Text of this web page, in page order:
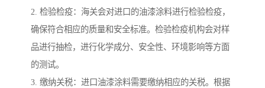
2. 检验检疫：海关会对进口的油漆涂料进行检验检疫，
确保符合相应的质量和安全标准。检验检疫机构会对样
品进行抽检，进行化学成分、安全性、环境影响等方面
的测试。
3. 缴纳关税：进口油漆涂料需要缴纳相应的关税。根据